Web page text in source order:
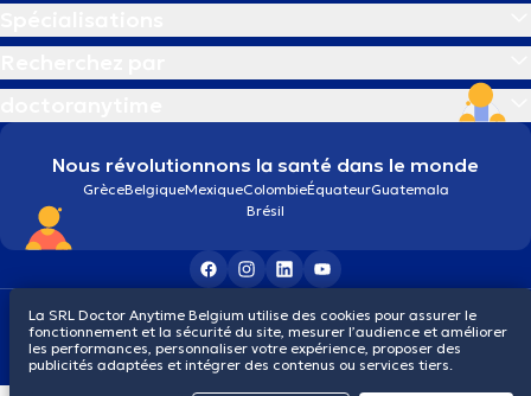
Nous révolutionnons la santé dans le monde
GrèceBelgiqueMexiqueColombieÉquateurGuatemala
Brésil
Conditions généralesCookiesPolitique de confidentialité
© 2026 doctoranytime
La SRL Doctor Anytime Belgium utilise des cookies pour assurer le
fonctionnement et la sécurité du site, mesurer l’audience et améliorer
les performances, personnaliser votre expérience, proposer des
publicités adaptées et intégrer des contenus ou services tiers.